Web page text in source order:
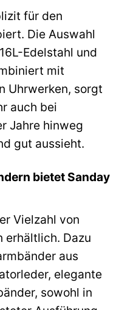
für den
Die Auswahl
Edelstahl und
mit
Uhrwerken, sorgt
auch bei
Jahre hinweg
gut aussieht.
bietet Sanday
Vielzahl von
erhältlich. Dazu
aus
elegante
sowohl in